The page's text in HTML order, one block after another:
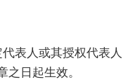
表人或其授权代表人
之日起生效。